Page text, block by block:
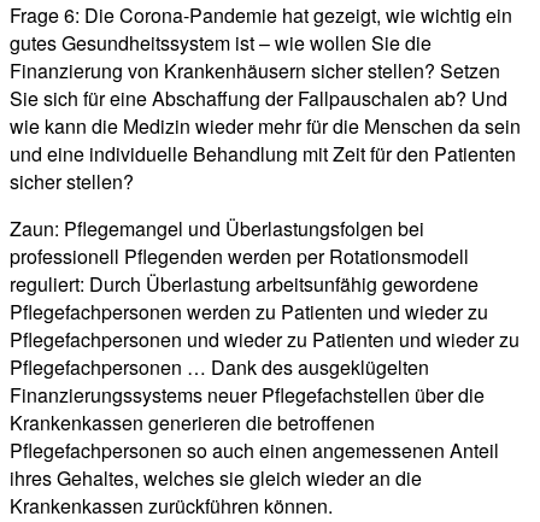
Frage 6: Die Corona-Pandemie hat gezeigt, wie wichtig ein
gutes Gesundheitssystem ist – wie wollen Sie die
Finanzierung von Krankenhäusern sicher stellen? Setzen
Sie sich für eine Abschaffung der Fallpauschalen ab? Und
wie kann die Medizin wieder mehr für die Menschen da sein
und eine individuelle Behandlung mit Zeit für den Patienten
sicher stellen?
Zaun: Pflegemangel und Überlastungsfolgen bei
professionell Pflegenden werden per Rotationsmodell
reguliert: Durch Überlastung arbeitsunfähig gewordene
Pflegefachpersonen werden zu Patienten und wieder zu
Pflegefachpersonen und wieder zu Patienten und wieder zu
Pflegefachpersonen … Dank des ausgeklügelten
Finanzierungssystems neuer Pflegefachstellen über die
Krankenkassen generieren die betroffenen
Pflegefachpersonen so auch einen angemessenen Anteil
ihres Gehaltes, welches sie gleich wieder an die
Krankenkassen zurückführen können.